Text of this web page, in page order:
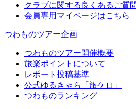
クラブに関する良くあるご質
会員専用マイページはこちら
つわものツアー企画
つわものツアー開催概要
旅楽ポイントについて
レポート投稿基準
公式ゆるきゃら「旅ケロ」
つわものランキング